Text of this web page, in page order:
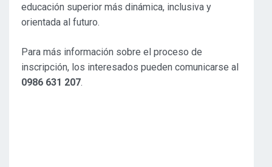
educación superior más dinámica, inclusiva y
orientada al futuro.
Para más información sobre el proceso de
inscripción, los interesados pueden comunicarse al
0986 631 207.